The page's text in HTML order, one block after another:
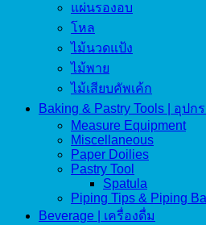
แผ่นรองอบ
โหล
ไม้นวดแป้ง
ไม้พาย
ไม้เสียบคัพเค้ก
Baking & Pastry Tools | อุป
Measure Equipment
Miscellaneous
Paper Doilies
Pastry Tool
Spatula
Piping Tips & Piping
Beverage | เครื่องดื่ม